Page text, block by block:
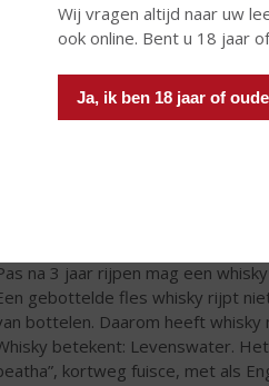
Wij vragen altijd naar uw
ook online. Bent u 18 jaar
Ja, ik ben 18 jaar of
na 3 jaar rijpen mag een
gebottelde fles whisky rijpt
bottelen. Daarom heeft whisky
betekent: Levenswater.
kortweg fuisce, met als